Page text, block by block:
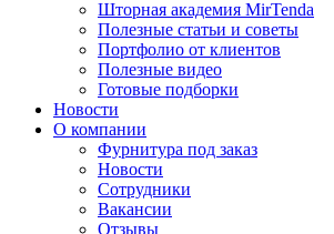
Шторная академия MirTenda
Полезные статьи и советы
Портфолио от клиентов
Полезные видео
Готовые подборки
Новости
О компании
Фурнитура под заказ
Новости
Сотрудники
Вакансии
Отзывы